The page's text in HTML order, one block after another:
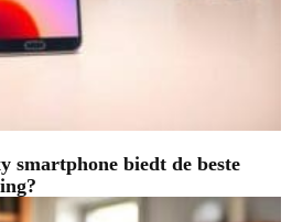
smartphone biedt de beste